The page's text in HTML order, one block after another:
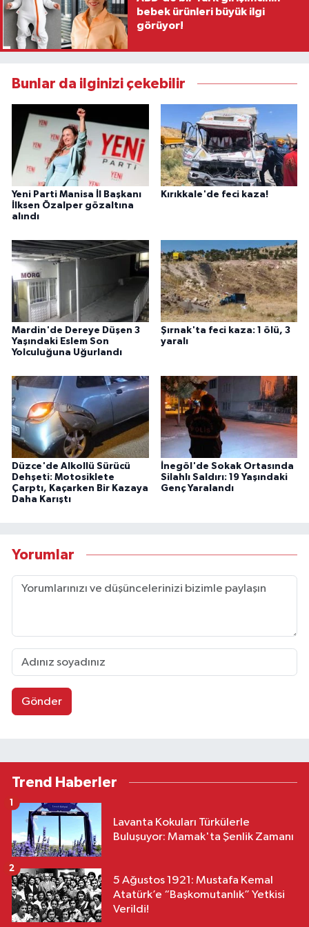
bebek ürünleri büyük ilgi
görüyor!
Bunlar da ilginizi çekebilir
Yeni Parti Manisa İl Başkanı
İlksen Özalper gözaltına
alındı
Kırıkkale'de feci kaza!
Mardin'de Dereye Düşen 3
Yaşındaki Eslem Son
Yolculuğuna Uğurlandı
Şırnak'ta feci kaza: 1 ölü, 3
yaralı
Düzce'de Alkollü Sürücü
Dehşeti: Motosiklete
Çarptı, Kaçarken Bir Kazaya
Daha Karıştı
İnegöl'de Sokak Ortasında
Silahlı Saldırı: 19 Yaşındaki
Genç Yaralandı
Yorumlar
Gönder
Trend Haberler
Lavanta Kokuları Türkülerle
Buluşuyor: Mamak'ta Şenlik Zamanı
1
5 Ağustos 1921: Mustafa Kemal
Atatürk’e “Başkomutanlık” Yetkisi
Verildi!
2